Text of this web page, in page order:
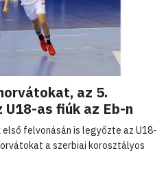
az 5.
as fiúk az Eb-n
felvonásán is legyőzte az U18-
a szerbiai korosztályos